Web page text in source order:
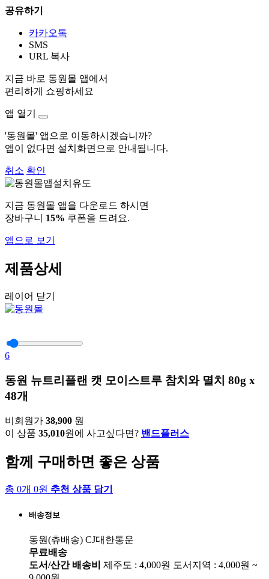
공유하기
카카오톡
SMS
URL 복사
지금 바로 동원몰 앱에서
편리하게 쇼핑하세요
앱 열기
'동원몰' 앱으로 이동하시겠습니까?
앱이 없다면 설치화면으로 안내됩니다.
취소 확인
지금 동원몰 앱을 다운로드 하시면
장바구니 15% 쿠폰을 드려요.
앱으로 보기
제품상세
레이어 닫기
6
동원 뉴트리플랜 캣 모이스트루 참치와 멸치 80g x
48개
비회원가 38,900 원
이 상품 35,010원에 사고싶다면? 밴드플러스
함께 구매하면 좋은 상품
총 0개 0원 추천 상품 담기
배송정보
동원(츄배송) CJ대한통운
무료배송
도서/산간 배송비 제주도 : 4,000원 도서지역 : 4,000원 ~